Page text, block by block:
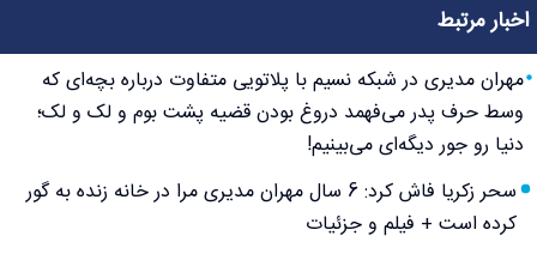
اخبار مرتبط
مهران مدیری در شبکه نسیم با پلاتویی متفاوت درباره بچه‌ای که
وسط حرف پدر می‌فهمد دروغ بودن قضیه پشت بوم و لک و لک؛
دنیا رو جور دیگه‌ای می‌بینیم!
سحر زکریا فاش کرد: 6 سال مهران مدیری مرا در خانه زنده به گور
کرده است + فیلم و جزئیات